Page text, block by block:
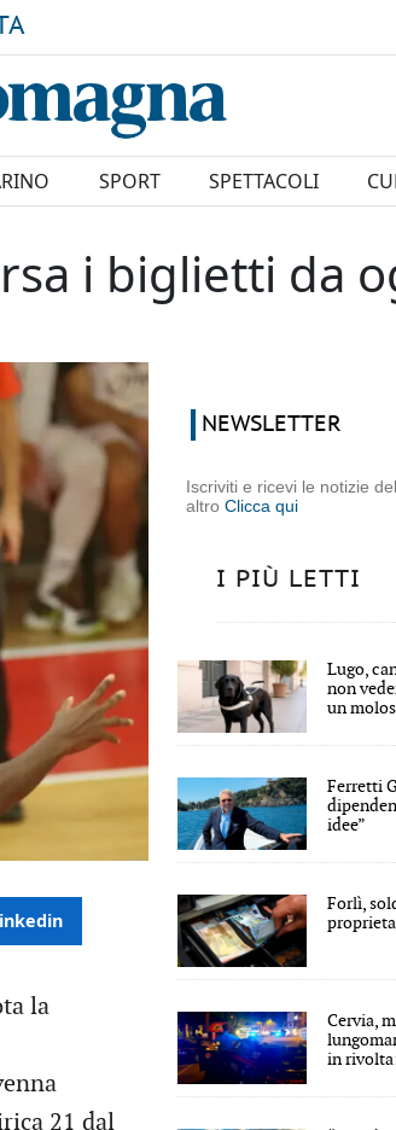
SPORT SPETTACOLI
i biglietti da
la
21 dal
NEWSLETTER
Iscriviti e ricevi le notizie
altroClicca qui
I PIÙ LETTI
Lugo,
non
un
Ferretti
idee”
Forlì,
Cervia,
in